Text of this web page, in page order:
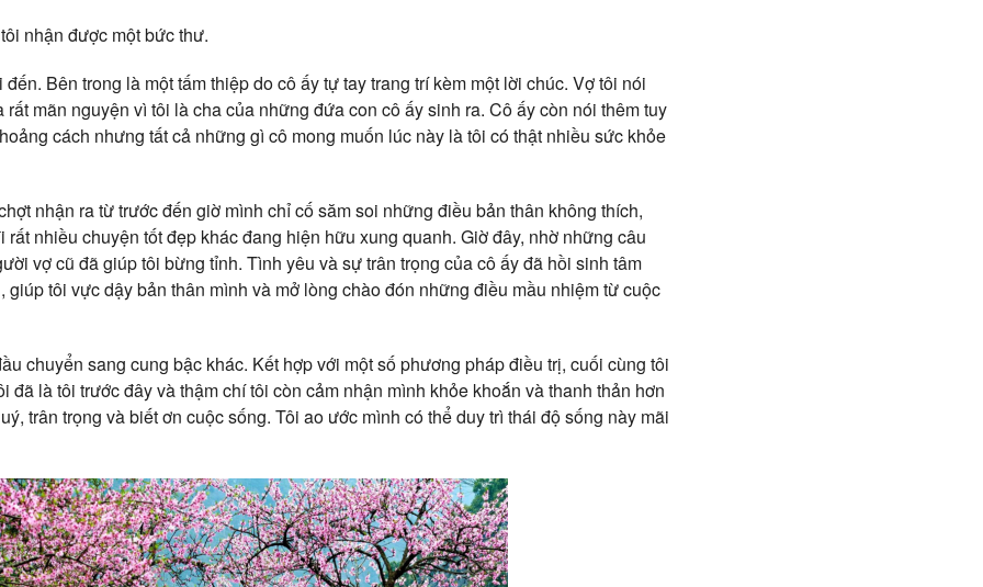
nhận được một bức thư.
Bên trong là một tấm thiệp do cô ấy tự tay trang trí kèm một lời chúc. Vợ tôi nói
rất mãn nguyện vì tôi là cha của những đứa con cô ấy sinh ra. Cô ấy còn nói thêm tuy
cách nhưng tất cả những gì cô mong muốn lúc này là tôi có thật nhiều sức khỏe
nhận ra từ trước đến giờ mình chỉ cố săm soi những điều bản thân không thích,
rất nhiều chuyện tốt đẹp khác đang hiện hữu xung quanh. Giờ đây, nhờ những câu
vợ cũ đã giúp tôi bừng tỉnh. Tình yêu và sự trân trọng của cô ấy đã hồi sinh tâm
giúp tôi vực dậy bản thân mình và mở lòng chào đón những điều mầu nhiệm từ cuộc
chuyển sang cung bậc khác. Kết hợp với một số phương pháp điều trị, cuối cùng tôi
đã là tôi trước đây và thậm chí tôi còn cảm nhận mình khỏe khoắn và thanh thản hơn
trân trọng và biết ơn cuộc sống. Tôi ao ước mình có thể duy trì thái độ sống này mãi